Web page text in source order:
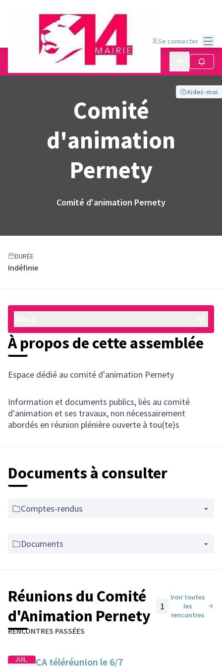
Se connecter
Conseil de quartier Pernety/
Comité d&#39;animation Pernety
Menu Suivre
Aidez-moi
Comité
d'animation
Pernety
Comité d'animation Pernety
DURÉE
Indéfinie
À propos de cette assemblée
Espace dédié au comité d'animation Pernety
Information et documents publics, liés au comité
d'animation et ses travaux, non nécessairement
abordés en réunion plénière ouverte à tou(te)s
Documents à consulter
Comptes-rendus
Documents
Réunions du Comité
d'Animation Pernety
1
Voir toutes
les
rencontres
RENCONTRES PASSÉES
JUIL. CA téléréunion le 6/7